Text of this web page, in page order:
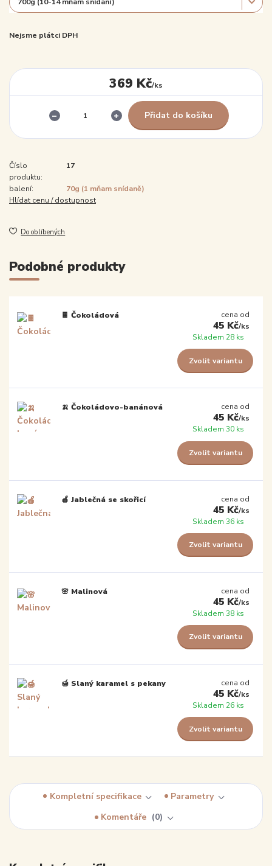
Nejsme plátci DPH
369 Kč/ks
Přidat do košíku
Číslo
produktu:
17
balení:
70g (1 mňam snídaně)
Hlídat cenu / dostupnost
Do oblíbených
Podobné produkty
🍫 Čokoládová cena od
45 Kč/ks
Skladem 28 ks
Zvolit variantu
🍌 Čokoládovo-banánová cena od
45 Kč/ks
Skladem 30 ks
Zvolit variantu
🍎 Jablečná se skořicí cena od
45 Kč/ks
Skladem 36 ks
Zvolit variantu
🌸 Malinová cena od
45 Kč/ks
Skladem 38 ks
Zvolit variantu
🍯 Slaný karamel s pekany cena od
45 Kč/ks
Skladem 26 ks
Zvolit variantu
Kompletní specifikace
Parametry
Komentáře
0